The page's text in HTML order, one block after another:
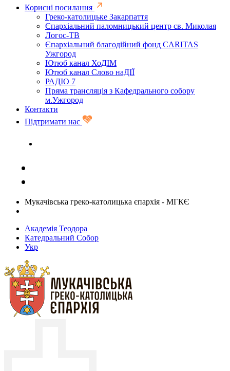
Корисні посилання
Греко-католицьке Закарпаття
Єпархіальний паломницький центр св. Миколая
Логос-ТВ
Єпархіальний благодійний фонд CARITAS
Ужгород
Ютюб канал ХоДІМ
Ютюб канал Слово наДІЇ
РАДІО 7
Пряма трансляція з Кафедрального собору
м.Ужгород
Контакти
Підтримати нас
Мукачівська греко-католицька єпархія - МГКЄ
Академія Теодора
Катедральний Собор
Укр